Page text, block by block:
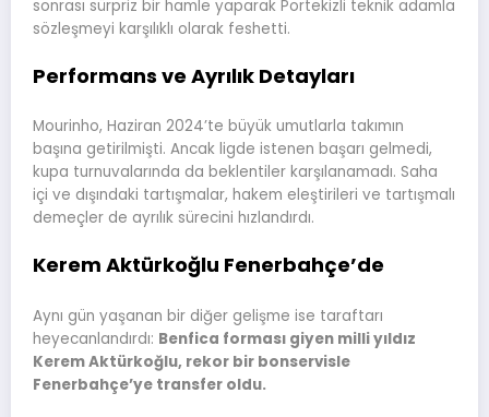
sonrası sürpriz bir hamle yaparak Portekizli teknik adamla
sözleşmeyi karşılıklı olarak feshetti.
Performans ve Ayrılık Detayları
Mourinho, Haziran 2024’te büyük umutlarla takımın
başına getirilmişti. Ancak ligde istenen başarı gelmedi,
kupa turnuvalarında da beklentiler karşılanamadı. Saha
içi ve dışındaki tartışmalar, hakem eleştirileri ve tartışmalı
demeçler de ayrılık sürecini hızlandırdı.
Kerem Aktürkoğlu Fenerbahçe’de
Aynı gün yaşanan bir diğer gelişme ise taraftarı
heyecanlandırdı: Benfica forması giyen milli yıldız
Kerem Aktürkoğlu, rekor bir bonservisle
Fenerbahçe’ye transfer oldu.